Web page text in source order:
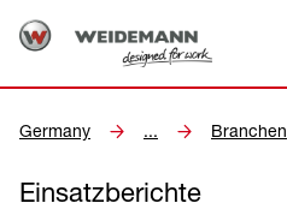
Germany ... Branchen
Einsatzberichte